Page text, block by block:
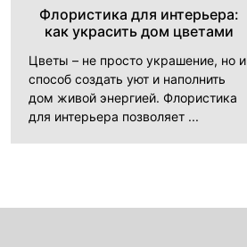
Флористика для интерьера:
как украсить дом цветами
Цветы – не просто украшение, но и
способ создать уют и наполнить
дом живой энергией. Флористика
для интерьера позволяет ...